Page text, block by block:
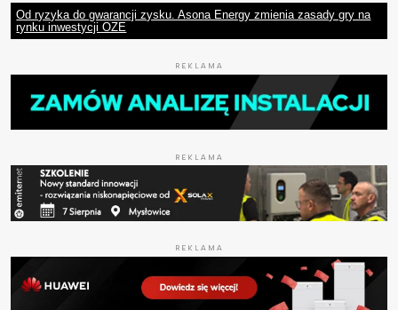
Od ryzyka do gwarancji zysku. Asona Energy zmienia zasady gry na
rynku inwestycji OZE
REKLAMA
REKLAMA
REKLAMA